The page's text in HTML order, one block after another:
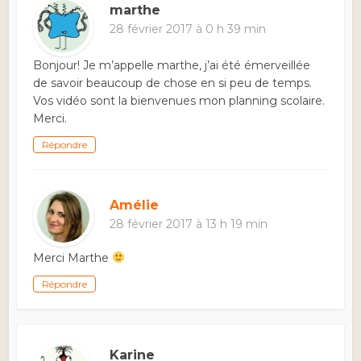
marthe
28 février 2017 à 0 h 39 min
Bonjour! Je m’appelle marthe, j’ai été émerveillée
de savoir beaucoup de chose en si peu de temps.
Vos vidéo sont la bienvenues mon planning scolaire.
Merci.
Répondre
Amélie
28 février 2017 à 13 h 19 min
Merci Marthe
Répondre
Karine